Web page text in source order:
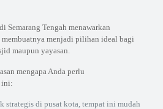
Semarang Tengah menawarkan
menjadi pilihan ideal bagi
maupun yayasan.
mengapa Anda perlu
ini:
strategis di pusat kota, tempat ini mudah